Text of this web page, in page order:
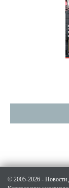
© 2005-2026 - Новости